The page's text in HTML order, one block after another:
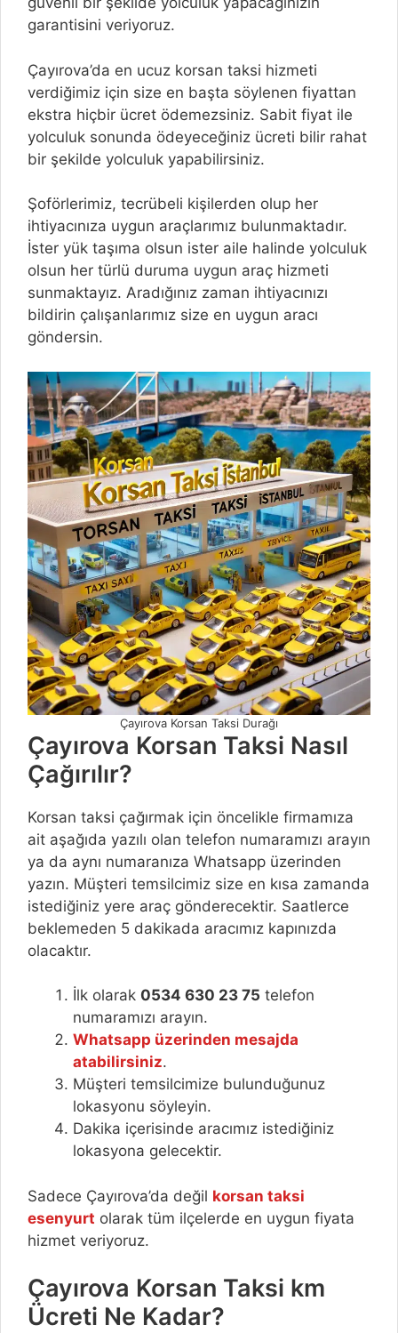
garantisini veriyoruz.
Çayırova’da en ucuz korsan taksi hizmeti
verdiğimiz için size en başta söylenen fiyattan
ekstra hiçbir ücret ödemezsiniz. Sabit fiyat ile
yolculuk sonunda ödeyeceğiniz ücreti bilir rahat
bir şekilde yolculuk yapabilirsiniz.
Şoförlerimiz, tecrübeli kişilerden olup her
ihtiyacınıza uygun araçlarımız bulunmaktadır.
İster yük taşıma olsun ister aile halinde yolculuk
olsun her türlü duruma uygun araç hizmeti
sunmaktayız. Aradığınız zaman ihtiyacınızı
bildirin çalışanlarımız size en uygun aracı
göndersin.
Çayırova Korsan Taksi Durağı
Çayırova Korsan Taksi Nasıl
Çağırılır?
Korsan taksi çağırmak için öncelikle firmamıza
ait aşağıda yazılı olan telefon numaramızı arayın
ya da aynı numaranıza Whatsapp üzerinden
yazın. Müşteri temsilcimiz size en kısa zamanda
istediğiniz yere araç gönderecektir. Saatlerce
beklemeden 5 dakikada aracımız kapınızda
olacaktır.
İlk olarak 0534 630 23 75 telefon
numaramızı arayın.
Whatsapp üzerinden mesajda
atabilirsiniz.
Müşteri temsilcimize bulunduğunuz
lokasyonu söyleyin.
Dakika içerisinde aracımız istediğiniz
lokasyona gelecektir.
Sadece Çayırova’da değil korsan taksi
esenyurt olarak tüm ilçelerde en uygun fiyata
hizmet veriyoruz.
Çayırova Korsan Taksi km
Ücreti Ne Kadar?